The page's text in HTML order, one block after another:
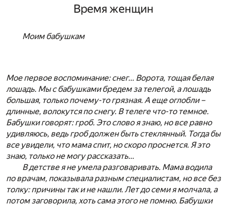
Время женщин
Моим бабушкам
Мое первое воспоминание: снег… Ворота, тощая белая
лошадь. Мы с бабушками бредем за телегой, а лошадь
большая, только почему-то грязная. А еще оглобли –
длинные, волокутся по снегу. В телеге что-то темное.
Бабушки говорят: гроб. Это слово я знаю, но все равно
удивляюсь, ведь гроб должен быть стеклянный. Тогда бы
все увидели, что мама спит, но скоро проснется. Я это
знаю, только не могу рассказать…
В детстве я не умела разговаривать. Мама водила
по врачам, показывала разным специалистам, но все без
толку: причины так и не нашли. Лет до семи я молчала, а
потом заговорила, хоть сама этого не помню. Бабушки